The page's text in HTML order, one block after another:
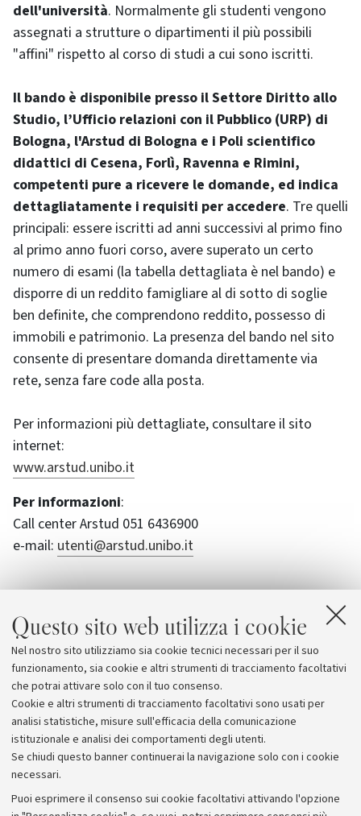
Questo sito web utilizza i cookie
Nel nostro sito utilizziamo sia cookie tecnici necessari per il suo
funzionamento, sia cookie e altri strumenti di tracciamento facoltativi
che potrai attivare solo con il tuo consenso.
Cookie e altri strumenti di tracciamento facoltativi sono usati per
analisi statistiche, misure sull'efficacia della comunicazione
istituzionale e analisi dei comportamenti degli utenti.
Se chiudi questo banner continuerai la navigazione solo con i cookie
necessari.
Puoi esprimere il consenso sui cookie facoltativi attivando l'opzione
dell'università. Normalmente gli studenti vengono
assegnati a strutture o dipartimenti il più possibili
"affini" rispetto al corso di studi a cui sono iscritti.
Il bando è disponibile presso il Settore Diritto allo
Studio, l’Ufficio relazioni con il Pubblico (URP) di
Bologna, l'Arstud di Bologna e i Poli scientifico
didattici di Cesena, Forlì, Ravenna e Rimini,
competenti pure a ricevere le domande, ed indica
dettagliatamente i requisiti per accedere. Tre quelli
principali: essere iscritti ad anni successivi al primo fino
al primo anno fuori corso, avere superato un certo
numero di esami (la tabella dettagliata è nel bando) e
disporre di un reddito famigliare al di sotto di soglie
ben definite, che comprendono reddito, possesso di
immobili e patrimonio. La presenza del bando nel sito
consente di presentare domanda direttamente via
rete, senza fare code alla posta.
Per informazioni più dettagliate, consultare il sito
internet:
www.arstud.unibo.it
Per informazioni:
Call center Arstud 051 6436900
e-mail: utenti@arstud.unibo.it
Allegati
Arstud
Archivio